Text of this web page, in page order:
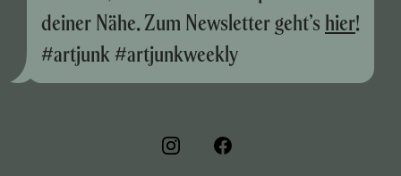
deiner Nähe. Zum Newsletter geht’s hier!
#artjunk #artjunkweekly